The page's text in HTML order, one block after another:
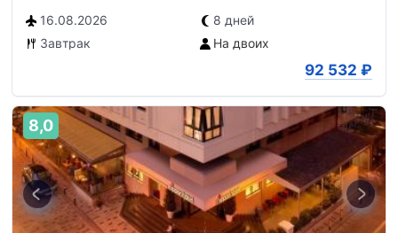
16.08.2026
8 дней
Завтрак
На двоих
92 532 ₽
8,0